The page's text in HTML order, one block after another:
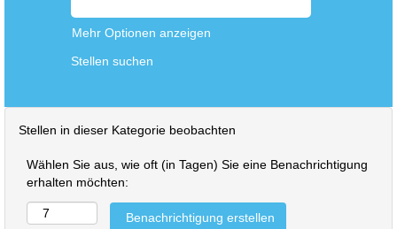
Mehr Optionen anzeigen
Stellen in dieser Kategorie beobachten
Wählen Sie aus, wie oft (in Tagen) Sie eine Benachrichtigung
erhalten möchten: